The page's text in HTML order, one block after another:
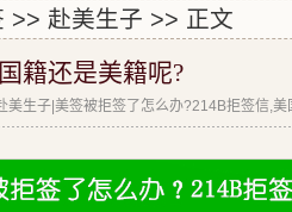
>> 赴美生子 >> 正文
籍还是美籍呢?
美生子|美签被拒签了怎么办?214B拒签信,